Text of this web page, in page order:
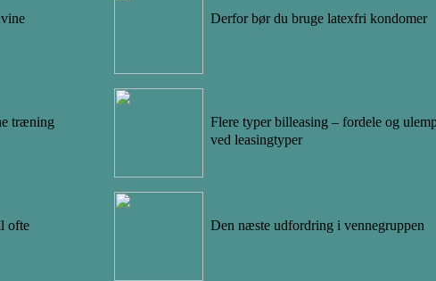
træning
ofte
Derfor bør du bruge latexfri kondomer
Flere typer billeasing – fordele og
ved leasingtyper
Den næste udfordring i vennegruppen